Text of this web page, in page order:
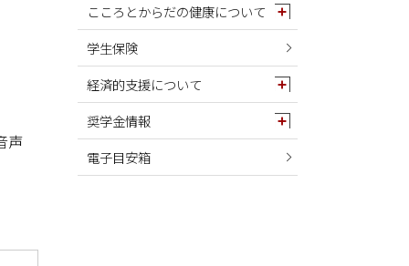
声
こころとからだの健康について
学生保険
経済的支援について
奨学金情報
電子目安箱